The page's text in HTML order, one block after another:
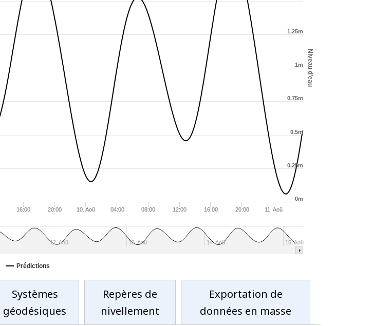
Niveau d'eau
16:00 20:00 10. Aoû 04:00 08:00 12:00 16:00 20:00 11. Aoû
12. Aoû 13. Aoû 14. Aoû 15. Aoû
0m
1m
0.25m
0.5m
0.75m
1.25m
Prédictions
Systèmes
géodésiques
Repères de
nivellement
Exportation de
données en masse